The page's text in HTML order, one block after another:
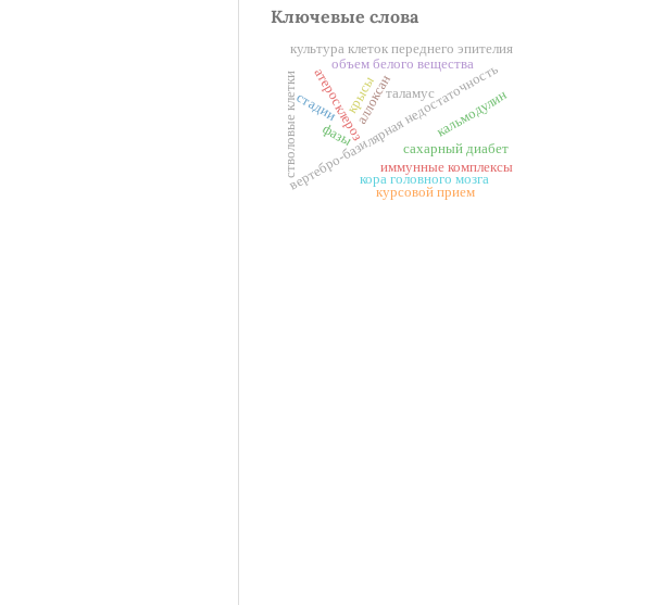
Ключевые слова
вертебро-базилярная недостаточность
атеросклероз
иммунные комплексы
кора головного мозга
таламус
объем белого вещества
сахарный диабет
аллоксан
фазы
стадии
культура клеток переднего эпителия
стволовые клетки кальмодулин
крысы
курсовой прием